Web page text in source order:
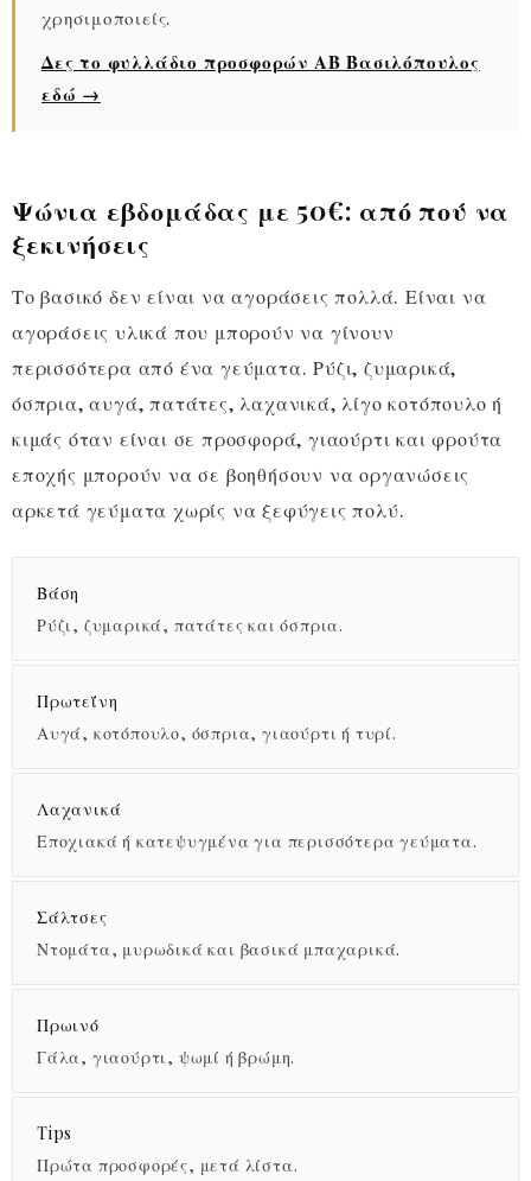
χρησιμοποιείς.
Δες το φυλλάδιο προσφορών ΑΒ Βασιλόπουλος
εδώ →
Ψώνια εβδομάδας με 50€: από πού να
ξεκινήσεις
Το βασικό δεν είναι να αγοράσεις πολλά. Είναι να
αγοράσεις υλικά που μπορούν να γίνουν
περισσότερα από ένα γεύματα. Ρύζι, ζυμαρικά,
όσπρια, αυγά, πατάτες, λαχανικά, λίγο κοτόπουλο ή
κιμάς όταν είναι σε προσφορά, γιαούρτι και φρούτα
εποχής μπορούν να σε βοηθήσουν να οργανώσεις
αρκετά γεύματα χωρίς να ξεφύγεις πολύ.
Βάση
Ρύζι, ζυμαρικά, πατάτες και όσπρια.
Πρωτεΐνη
Αυγά, κοτόπουλο, όσπρια, γιαούρτι ή τυρί.
Λαχανικά
Εποχιακά ή κατεψυγμένα για περισσότερα γεύματα.
Σάλτσες
Ντομάτα, μυρωδικά και βασικά μπαχαρικά.
Πρωινό
Γάλα, γιαούρτι, ψωμί ή βρώμη.
Tips
Πρώτα προσφορές, μετά λίστα.